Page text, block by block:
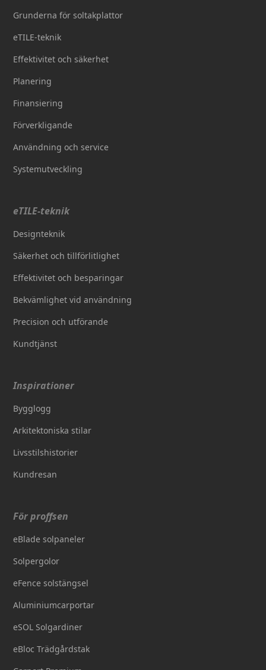
Grunderna för soltakplattor
eTILE-teknik
Effektivitet och säkerhet
Planering
Finansiering
Förverkligande
Användning och service
Systemutveckling
eTILE-teknik
Designteknik
Säkerhet och tillförlitlighet
Effektivitet och besparingar
Bekvämlighet vid användning
Precision och utförande
Kundtjänst
Inspirationer
Bygglogg
Arkitektoniska stilar
Livsstilshistorier
Kundresan
För proffsen
eBlade solpaneler
Solpergolor
eFence solstängsel
Aluminiumcarportar
eSOL Solgardiner
eBloc Trädgårdstak